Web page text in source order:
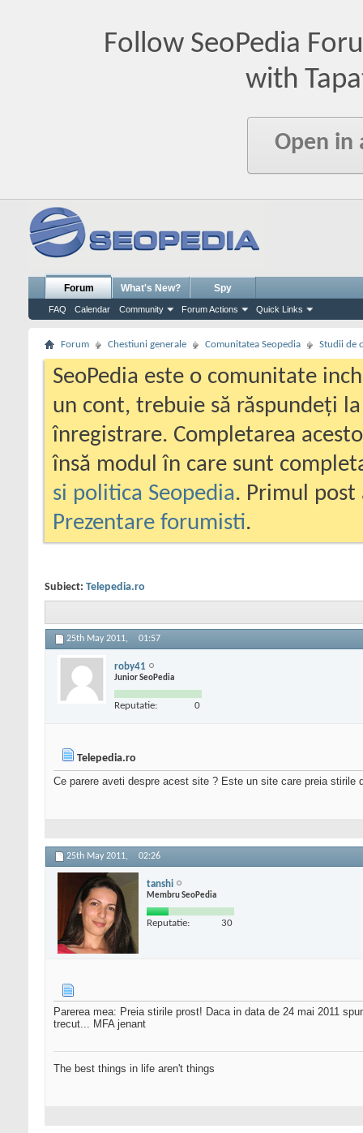
Follow SeoPedia
with
Open in
Forum
FAQ Calendar Community Forum Actions Quick Links
What's New? Spy
Forum Chestiuni generale Comunitatea Seopedia Studii de
SeoPedia este o comunitate
un cont, trebuie să răspundeți
înregistrare. Completarea
însă modul în care sunt
si politica Seopedia. Primul
Prezentare forumisti.
Subiect: Telepedia.ro
25th May 2011, 01:57
roby41
Junior SeoPedia
Reputatie: 0
Telepedia.ro
Ce parere aveti despre acest site ? Este un site care preia stirile
25th May 2011, 02:26
tanshi
Membru SeoPedia
Reputatie: 30
Parerea mea: Preia stirile prost! Daca in data de 24 mai 2011
trecut... MFA jenant
The best things in life aren't things